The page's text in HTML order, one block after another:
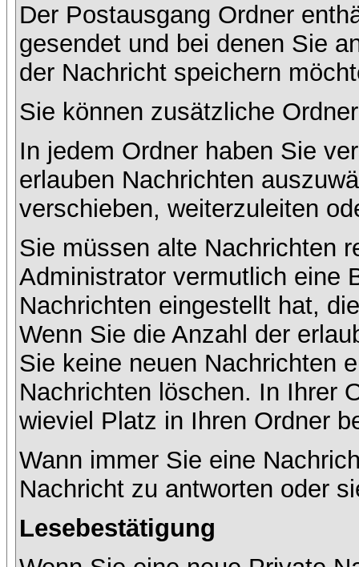
Der Postausgang Ordner
gesendet und bei denen Sie
der Nachricht speichern
Sie können zusätzliche
In jedem Ordner haben Sie
erlauben Nachrichten
verschieben, weiterzuleiten
Sie müssen alte Nachrichten
Administrator vermutlich eine
Nachrichten eingestellt hat,
Wenn Sie die Anzahl der
Sie keine neuen Nachrichten
Nachrichten löschen. In Ihrer
wieviel Platz in Ihren Ordner
Wann immer Sie eine
Nachricht zu antworten oder
Lesebestätigung